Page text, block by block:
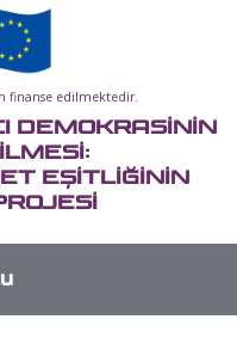
finanse edilmektedir.
DEMOKRASİNİN
EŞİTLİĞİNİN